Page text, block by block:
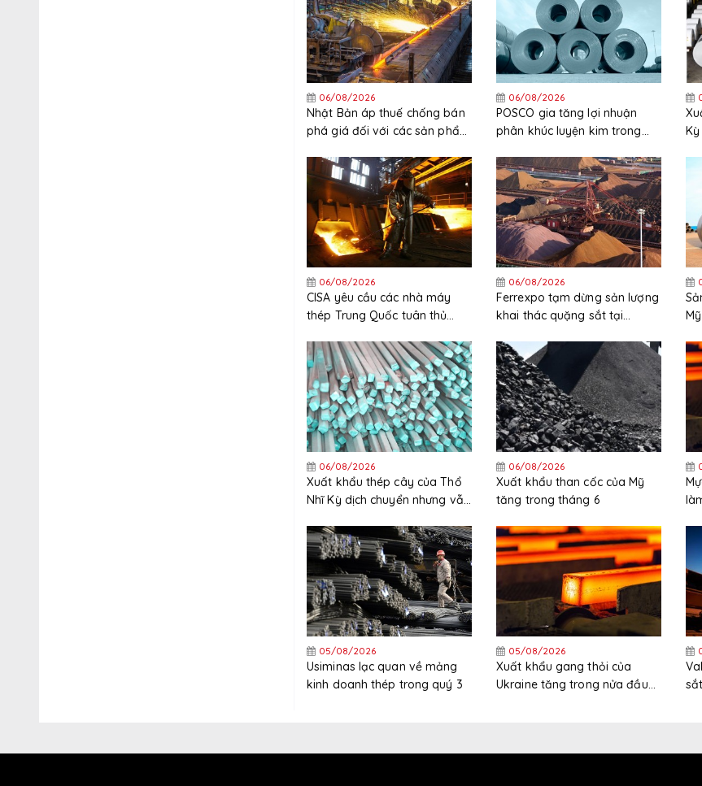
06/08/2026
Nhật Bản áp thuế chống bán
phá giá đối với các sản phẩm
Trung Quốc và Hàn Quốc
06/08/2026
POSCO gia tăng lợi nhuận
phân khúc luyện kim trong
06/08/2026
CISA yêu cầu các nhà máy
thép Trung Quốc tuân thủ
xuất khẩu
06/08/2026
Ferrexpo tạm dừng sản lượng
khai thác quặng sắt tại
06/08/2026
Xuất khẩu thép cây của Thổ
Nhĩ Kỳ dịch chuyển nhưng vẫn
năm
06/08/2026
Xuất khẩu than cốc của Mỹ
tăng trong tháng 6
05/08/2026
Usiminas lạc quan về mảng
kinh doanh thép trong quý 3
05/08/2026
Xuất khẩu gang thỏi của
Ukraine tăng trong nửa đầu